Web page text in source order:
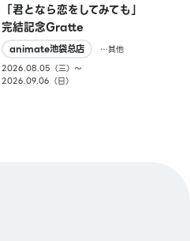
「君となら恋をしてみても」
完結記念Gratte
animate池袋总店
…其他
2026.08.05（三）〜
2026.09.06（日）